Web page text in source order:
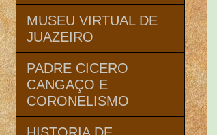
MUSEU VIRTUAL DE
JUAZEIRO
PADRE CICERO
CANGAÇO E
CORONELISMO